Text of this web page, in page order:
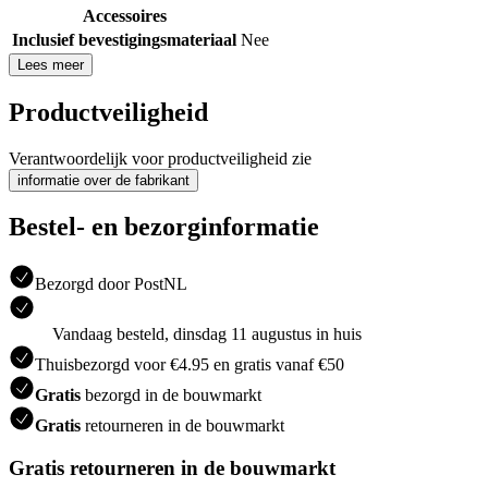
Accessoires
Inclusief bevestigingsmateriaal Nee
Lees meer
Productveiligheid
Verantwoordelijk voor productveiligheid zie
informatie over de fabrikant
Bestel- en bezorginformatie
Bezorgd door PostNL
Vandaag besteld, dinsdag 11 augustus in huis
Thuisbezorgd voor €4.95 en gratis vanaf €50
Gratis bezorgd in de bouwmarkt
Gratis retourneren in de bouwmarkt
Gratis retourneren in de bouwmarkt